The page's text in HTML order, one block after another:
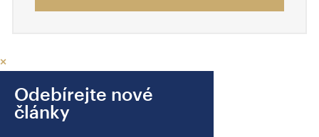
×
Odebírejte nové
články